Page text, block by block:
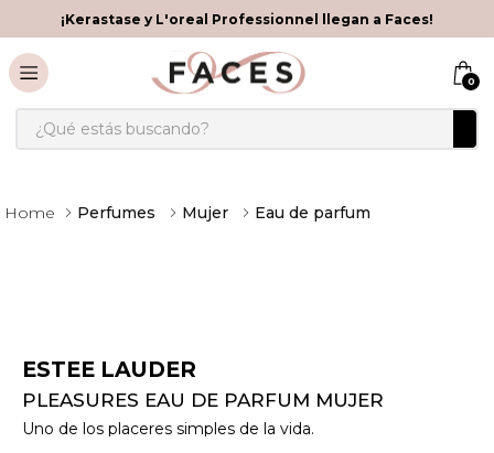
¡Kerastase y L'oreal Professionnel llegan a Faces!
0
¿Qué estás buscando?
Perfumes Mujer Eau de parfum
ESTEE LAUDER
PLEASURES EAU DE PARFUM MUJER
Uno de los placeres simples de la vida.